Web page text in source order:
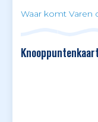
Waar komt Varen
Knooppuntenkaart